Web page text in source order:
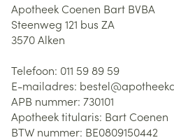
Apotheek Coenen Bart BVBA
Steenweg 121 bus ZA
3570Alken
Telefoon: 011 59 89 59
E-mailadres: bestel@
APB nummer: 730101
Apotheek titularis: Bart Coenen
BTW nummer: BE0809150442